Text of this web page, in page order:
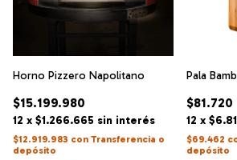
Horno Pizzero Napolitano
$15.199.980
12 x $1.266.665 sin interés
$12.919.983 con Transferencia o
depósito
Pala
$81.720
12 x
$69.462
depósito